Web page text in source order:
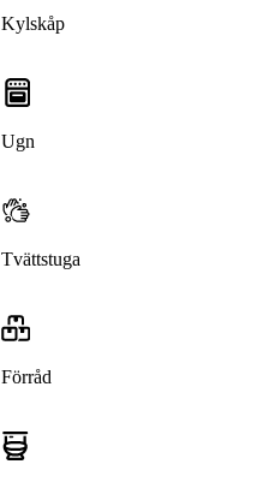
Kylskåp
Ugn
Tvättstuga
Förråd